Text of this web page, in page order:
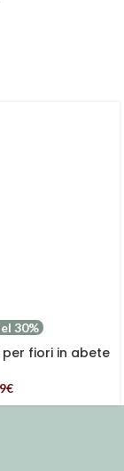
30%
fiori in abete
€